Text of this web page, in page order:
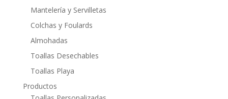
Mantelería y Servilletas
Colchas y Foulards
Almohadas
Toallas Desechables
Toallas Playa
Productos